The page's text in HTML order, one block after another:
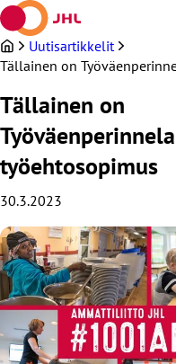
Siirry
sisältöön
Uutisartikkelit
Tällainen on
Tällainen on
työehtosopimus
30.3.2023